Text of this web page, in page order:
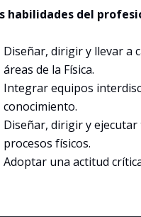
habilidades del
Diseñar, dirigir y llevar a
áreas de la Física.
Integrar equipos
conocimiento.
Diseñar, dirigir y
procesos físicos.
Adoptar una actitud